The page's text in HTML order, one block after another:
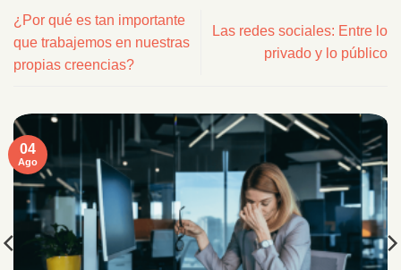
¿Por qué es tan importante
que trabajemos en nuestras
propias creencias?
Las redes sociales: Entre lo
privado y lo público
04
Ago